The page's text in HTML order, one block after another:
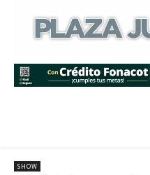
SHOW